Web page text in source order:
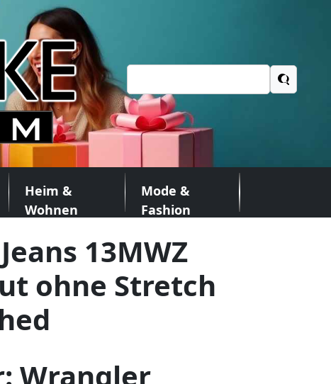
nach:
Heim &
Wohnen
Mode &
Fashion
13MWZ
ohne Stretch
Wrangler